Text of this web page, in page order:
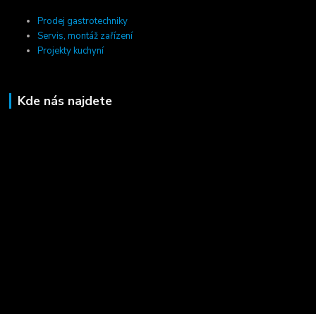
Prodej gastrotechniky
Servis, montáž zařízení
Projekty kuchyní
Kde nás najdete